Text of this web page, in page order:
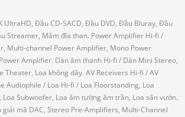
UltraHD, Đầu CD-SACD, Đầu DVD, Đầu Bluray, Đầu
Streamer, Mâm đĩa than. Power Amplifier Hi-fi /
Multi-channel Power Amplifier, Mono Power
Amplifier. Dàn âm thanh Hi-fi / Dàn Mini Stereo,
Theater, Loa không dây. AV Receivers Hi-fi / AV
Audiophile / Loa Hi-fi / Loa Floorstanding, Loa
Loa Subwoofer, Loa âm tường âm trần, Loa sân vườn.
giải mã DAC, Stereo Pre-Amplifiers, Multi-Channel